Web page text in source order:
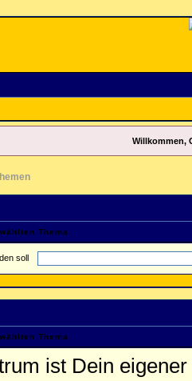
Willkommen,
Thema
soll
Thema
ist Dein